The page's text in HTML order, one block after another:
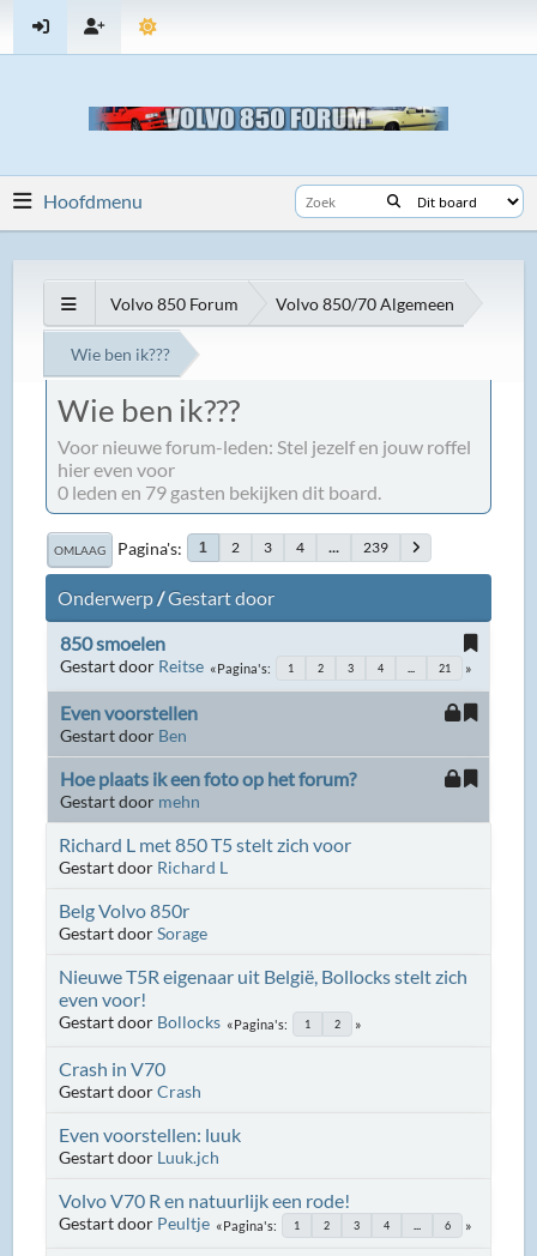
Hoofdmenu
Volvo 850 Forum Volvo 850/70 Algemeen
Wie ben ik???
Wie ben ik???
Voor nieuwe forum-leden: Stel jezelf en jouw roffel
hier even voor
0 leden en 79 gasten bekijken dit board.
OMLAAG Pagina's 1 2 3 4 ... 239
Onderwerp/Gestart door
850 smoelen
Gestart door Reitse Pagina's 1 2 3 4 21
Even voorstellen
Gestart door Ben
Hoe plaats ik een foto op het forum?
Gestart door mehn
Richard L met 850 T5 stelt zich voor
Gestart door Richard L
Belg Volvo 850r
Gestart doorSorage
Nieuwe T5R eigenaar uit België, Bollocks stelt zich
even voor!
Gestart door Bollocks Pagina's 1 2
Crash in V70
Gestart doorCrash
Even voorstellen: luuk
Gestart door Luuk.jch
Volvo V70 R en natuurlijk een rode!
Gestart door Peultje Pagina's 1 2 3 4 6